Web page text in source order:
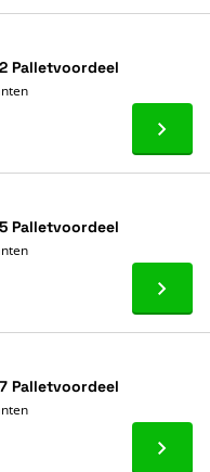
Palletvoordeel
Ga
Palletvoordeel
Ga
Palletvoordeel
Ga